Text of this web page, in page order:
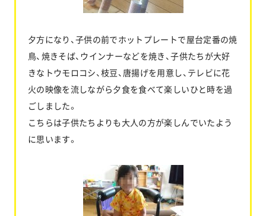
夕方になり、子供の前でホットプレートで屋台定番の焼
鳥、焼きそば、ウインナーなどを焼き、子供たちが大好
きなトウモロコシ、枝豆、唐揚げを用意し、テレビに花
火の映像を流しながら夕食を食べて楽しいひと時を過
ごしました。
こちらは子供たちよりも大人の方が楽しんでいたよう
に思います。